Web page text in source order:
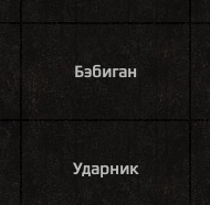
Бэбиган
Ударник